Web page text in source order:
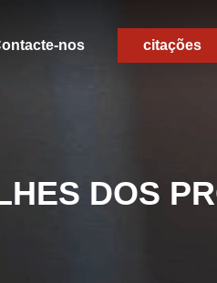
nos citações
DOS